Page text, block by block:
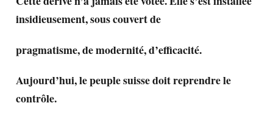
insidieusement, sous couvert de
pragmatisme, de modernité, d’efficacité.
Aujourd’hui, le peuple suisse doit reprendre le
contrôle.